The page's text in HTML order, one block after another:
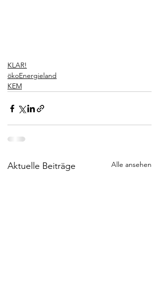
KLAR!
ökoEnergieland
KEM
Aktuelle Beiträge Alle ansehen